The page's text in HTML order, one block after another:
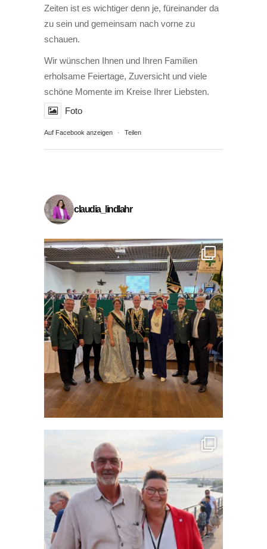
Zeiten ist es wichtiger denn je, füreinander da
zu sein und gemeinsam nach vorne zu
schauen.
Wir wünschen Ihnen und Ihren Familien
erholsame Feiertage, Zuversicht und viele
schöne Momente im Kreise Ihrer Liebsten.
Foto
Auf Facebook anzeigen · Teilen
claudia_lindlahr